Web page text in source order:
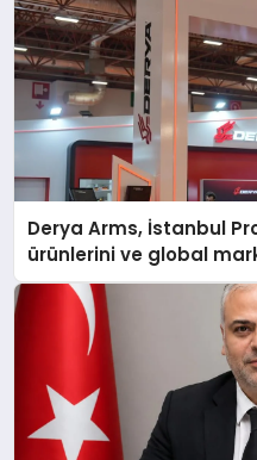
Derya Arms, İstanbul
ürünlerini ve global